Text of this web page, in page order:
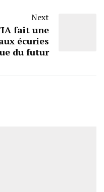
Next
fait une
écuries
du futur